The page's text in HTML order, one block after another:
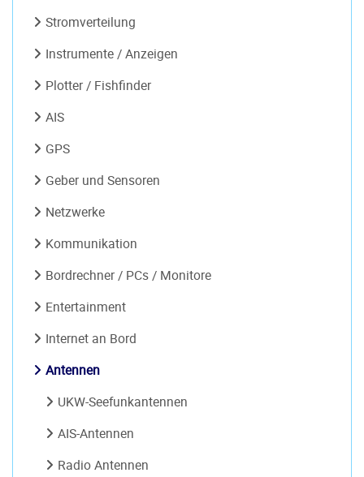
Stromverteilung
Instrumente / Anzeigen
Plotter / Fishfinder
AIS
GPS
Geber und Sensoren
Netzwerke
Kommunikation
Bordrechner / PCs / Monitore
Entertainment
Internet an Bord
Antennen
UKW-Seefunkantennen
AIS-Antennen
Radio Antennen